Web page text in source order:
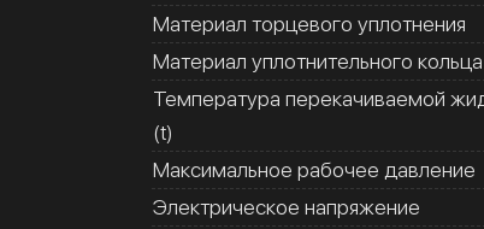
Материал торцевого уплотнения
Материал уплотнительного кольца
Температура перекачиваемой
(t)
Максимальное рабочее давление
Электрическое напряжение